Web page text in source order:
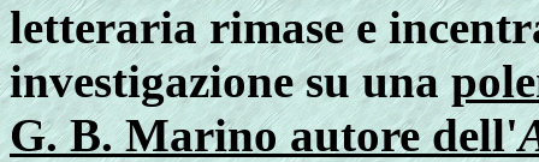
letteraria rimase e
investigazione su una
G. B. Marino autore dell'